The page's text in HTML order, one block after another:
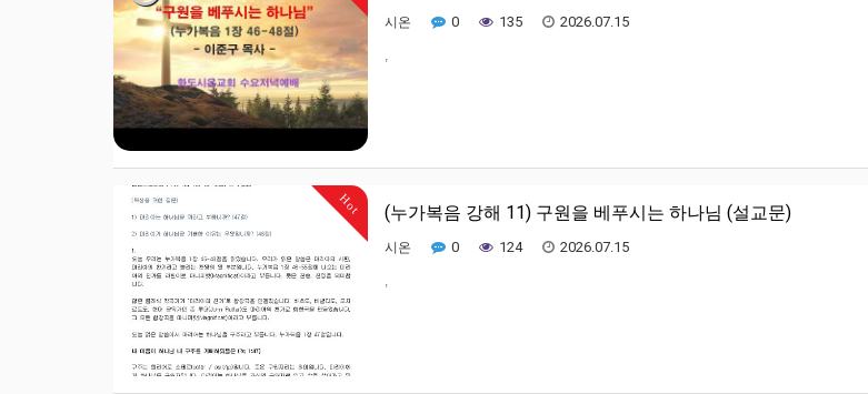
시온 0 135 2026.07.15
,
Hot (누가복음 강해 11) 구원을 베푸시는 하나님 (설교문)
시온 0 124 2026.07.15
,